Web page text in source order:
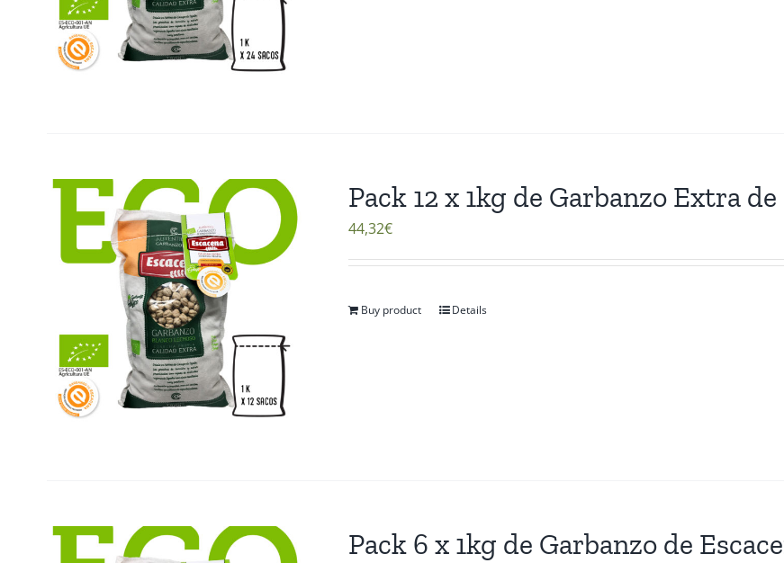
Pack 12 x 1kg de Garbanzo Extra
44,32€
Buy product Details
Pack 6 x 1kg de Garbanzo de